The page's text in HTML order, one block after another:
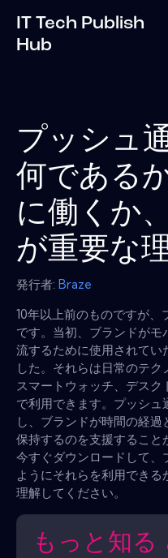
IT Tech Publish
Hub
プッシュ
何である
に働くか
が重要な
発行者: Braze
10年以上前のものですが、
です。当初、ブランドが
流するために使用されてい
した。それらは日常のテク
スマートウォッチ、デス
で利用できます。プッシ
し、ブランドが時間の経過
保持するのを支援すること
今すぐダウンロードして
ようにそれらを利用でき
理解してください。
もっと知る